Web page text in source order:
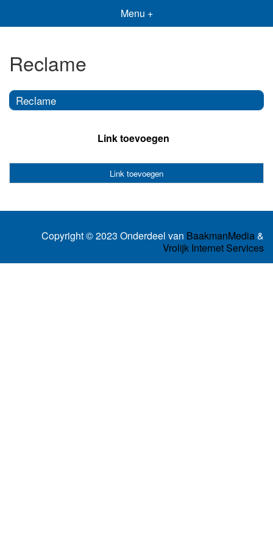
Menu +
Reclame
Reclame
Link toevoegen
Link toevoegen
Copyright © 2023 Onderdeel van BaakmanMedia&
Vrolijk Internet Services